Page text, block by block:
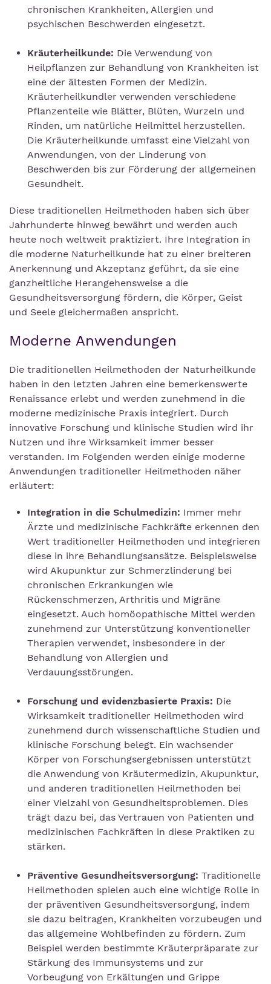
chronischen Krankheiten, Allergien und
psychischen Beschwerden eingesetzt.
Kräuterheilkunde: Die Verwendung von
Heilpflanzen zur Behandlung von Krankheiten ist
eine der ältesten Formen der Medizin.
Kräuterheilkundler verwenden verschiedene
Pflanzenteile wie Blätter, Blüten, Wurzeln und
Rinden, um natürliche Heilmittel herzustellen.
Die Kräuterheilkunde umfasst eine Vielzahl von
Anwendungen, von der Linderung von
Beschwerden bis zur Förderung der allgemeinen
Gesundheit.
Diese traditionellen Heilmethoden haben sich über
Jahrhunderte hinweg bewährt und werden auch
heute noch weltweit praktiziert. Ihre Integration in
die moderne Naturheilkunde hat zu einer breiteren
Anerkennung und Akzeptanz geführt, da sie eine
ganzheitliche Herangehensweise a die
Gesundheitsversorgung fördern, die Körper, Geist
und Seele gleichermaßen anspricht.
Moderne Anwendungen
Die traditionellen Heilmethoden der Naturheilkunde
haben in den letzten Jahren eine bemerkenswerte
Renaissance erlebt und werden zunehmend in die
moderne medizinische Praxis integriert. Durch
innovative Forschung und klinische Studien wird ihr
Nutzen und ihre Wirksamkeit immer besser
verstanden. Im Folgenden werden einige moderne
Anwendungen traditioneller Heilmethoden näher
erläutert:
Integration in die Schulmedizin: Immer mehr
Ärzte und medizinische Fachkräfte erkennen den
Wert traditioneller Heilmethoden und integrieren
diese in ihre Behandlungsansätze. Beispielsweise
wird Akupunktur zur Schmerzlinderung bei
chronischen Erkrankungen wie
Rückenschmerzen, Arthritis und Migräne
eingesetzt. Auch homöopathische Mittel werden
zunehmend zur Unterstützung konventioneller
Therapien verwendet, insbesondere in der
Behandlung von Allergien und
Verdauungsstörungen.
Forschung und evidenzbasierte Praxis: Die
Wirksamkeit traditioneller Heilmethoden wird
zunehmend durch wissenschaftliche Studien und
klinische Forschung belegt. Ein wachsender
Körper von Forschungsergebnissen unterstützt
die Anwendung von Kräutermedizin, Akupunktur,
und anderen traditionellen Heilmethoden bei
einer Vielzahl von Gesundheitsproblemen. Dies
trägt dazu bei, das Vertrauen von Patienten und
medizinischen Fachkräften in diese Praktiken zu
stärken.
Präventive Gesundheitsversorgung: Traditionelle
Heilmethoden spielen auch eine wichtige Rolle in
der präventiven Gesundheitsversorgung, indem
sie dazu beitragen, Krankheiten vorzubeugen und
das allgemeine Wohlbefinden zu fördern. Zum
Beispiel werden bestimmte Kräuterpräparate zur
Stärkung des Immunsystems und zur
Vorbeugung von Erkältungen und Grippe